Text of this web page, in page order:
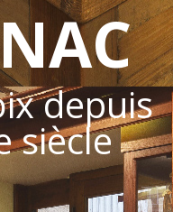
depuis
siècle